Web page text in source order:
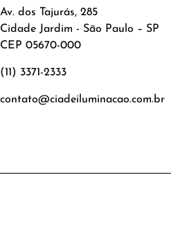
Av. dos Tajurás, 285
Cidade Jardim - São Paulo – SP
CEP 05670-000
(11) 3371-2333
contato@ciadeiluminacao.com.br